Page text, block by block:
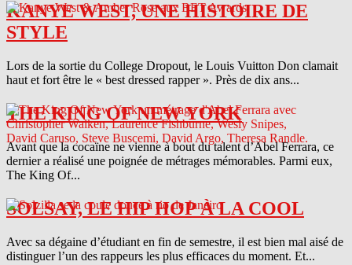
KANYE WEST, UNE HISTOIRE DE
STYLE
Lors de la sortie du College Dropout, le Louis Vuitton Don clamait
haut et fort être le « best dressed rapper ». Près de dix ans...
THE KING OF NEW YORK
Avant que la cocaïne ne vienne à bout du talent d’Abel Ferrara, ce
dernier a réalisé une poignée de métrages mémorables. Parmi eux,
The King Of...
SOLSAY, LE HIP HOP À LA COOL
Avec sa dégaine d’étudiant en fin de semestre, il est bien mal aisé de
distinguer l’un des rappeurs les plus efficaces du moment. Et...